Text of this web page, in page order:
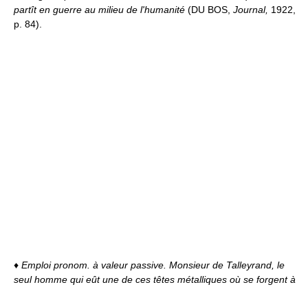
partît en guerre au milieu de l'humanité (DU BOS, Journal, 1922,
p. 84).
♦ Emploi pronom. à valeur passive. Monsieur de Talleyrand, le
seul homme qui eût une de ces têtes métalliques où se forgent à